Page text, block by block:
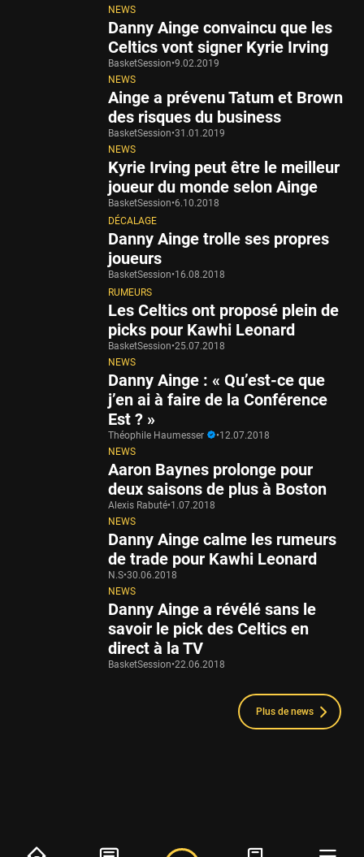
NEWS
Danny Ainge convaincu que les
Celtics vont signer Kyrie Irving
BasketSession•9.02.2019
NEWS
Ainge a prévenu Tatum et Brown
des risques du business
BasketSession•31.01.2019
NEWS
Kyrie Irving peut être le meilleur
joueur du monde selon Ainge
BasketSession•6.10.2018
DÉCALAGE
Danny Ainge trolle ses propres
joueurs
BasketSession•16.08.2018
RUMEURS
Les Celtics ont proposé plein de
picks pour Kawhi Leonard
BasketSession•25.07.2018
NEWS
Danny Ainge : « Qu’est-ce que
j’en ai à faire de la Conférence
Est ? »
Théophile Haumesser •12.07.2018
NEWS
Aaron Baynes prolonge pour
deux saisons de plus à Boston
Alexis Rabuté•1.07.2018
NEWS
Danny Ainge calme les rumeurs
de trade pour Kawhi Leonard
N.S•30.06.2018
NEWS
Danny Ainge a révélé sans le
savoir le pick des Celtics en
direct à la TV
BasketSession•22.06.2018
Plus de news